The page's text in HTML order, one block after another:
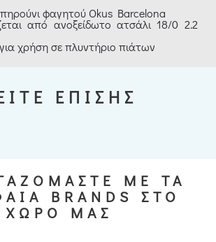
φαγητού Okus Barcelona
από ανοξείδωτο ατσάλι 18/0 2.2
χρήση σε πλυντήριο πιάτων
ΕΠΙΣΗΣ
ΜΕ ΤΑ
BRANDS ΣΤΟ
ΧΩΡΟ ΜΑΣ